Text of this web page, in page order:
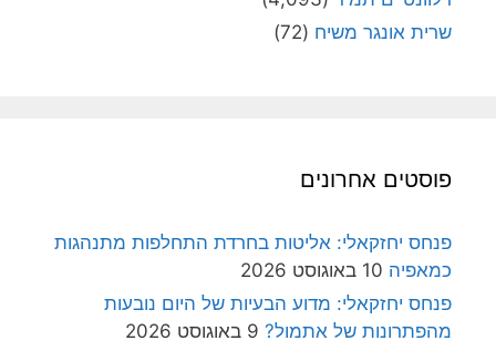
שרית אונגר משיח (72)
פוסטים אחרונים
פנחס יחזקאלי: אליטות בחרדת התחלפות מתנהגות
כמאפיה 10 באוגוסט 2026
פנחס יחזקאלי: מדוע הבעיות של היום נובעות
מהפתרונות של אתמול? 9 באוגוסט 2026